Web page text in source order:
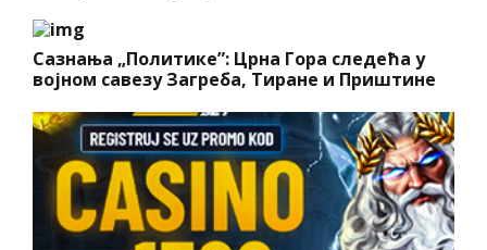
Сазнања „Политике”: Црна Гора следећа у
војном савезу Загреба, Тиране и Приштине